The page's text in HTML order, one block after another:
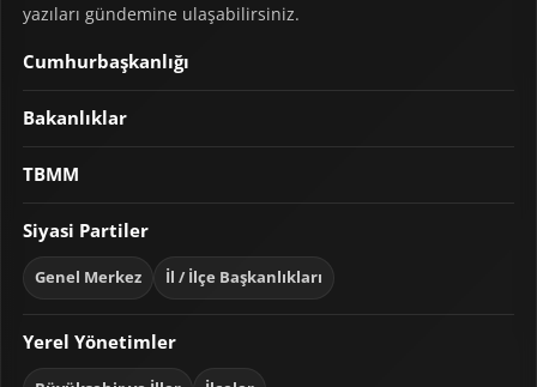
yazıları gündemine ulaşabilirsiniz.
Cumhurbaşkanlığı
Bakanlıklar
TBMM
Siyasi Partiler
Genel Merkez İl / İlçe Başkanlıkları
Yerel Yönetimler